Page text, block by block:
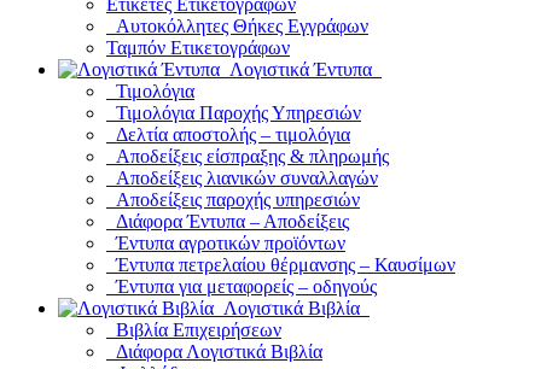
Ετικέτες Ετικετογράφων
Αυτοκόλλητες Θήκες Εγγράφων
Ταμπόν Ετικετογράφων
Λογιστικά Έντυπα
Τιμολόγια
Τιμολόγια Παροχής Υπηρεσιών
Δελτία αποστολής – τιμολόγια
Αποδείξεις είσπραξης & πληρωμής
Αποδείξεις λιανικών συναλλαγών
Αποδείξεις παροχής υπηρεσιών
Διάφορα Έντυπα – Αποδείξεις
Έντυπα αγροτικών προϊόντων
Έντυπα πετρελαίου θέρμανσης – Καυσίμων
Έντυπα για μεταφορείς – οδηγούς
Λογιστικά Βιβλία
Βιβλία Επιχειρήσεων
Διάφορα Λογιστικά Βιβλία